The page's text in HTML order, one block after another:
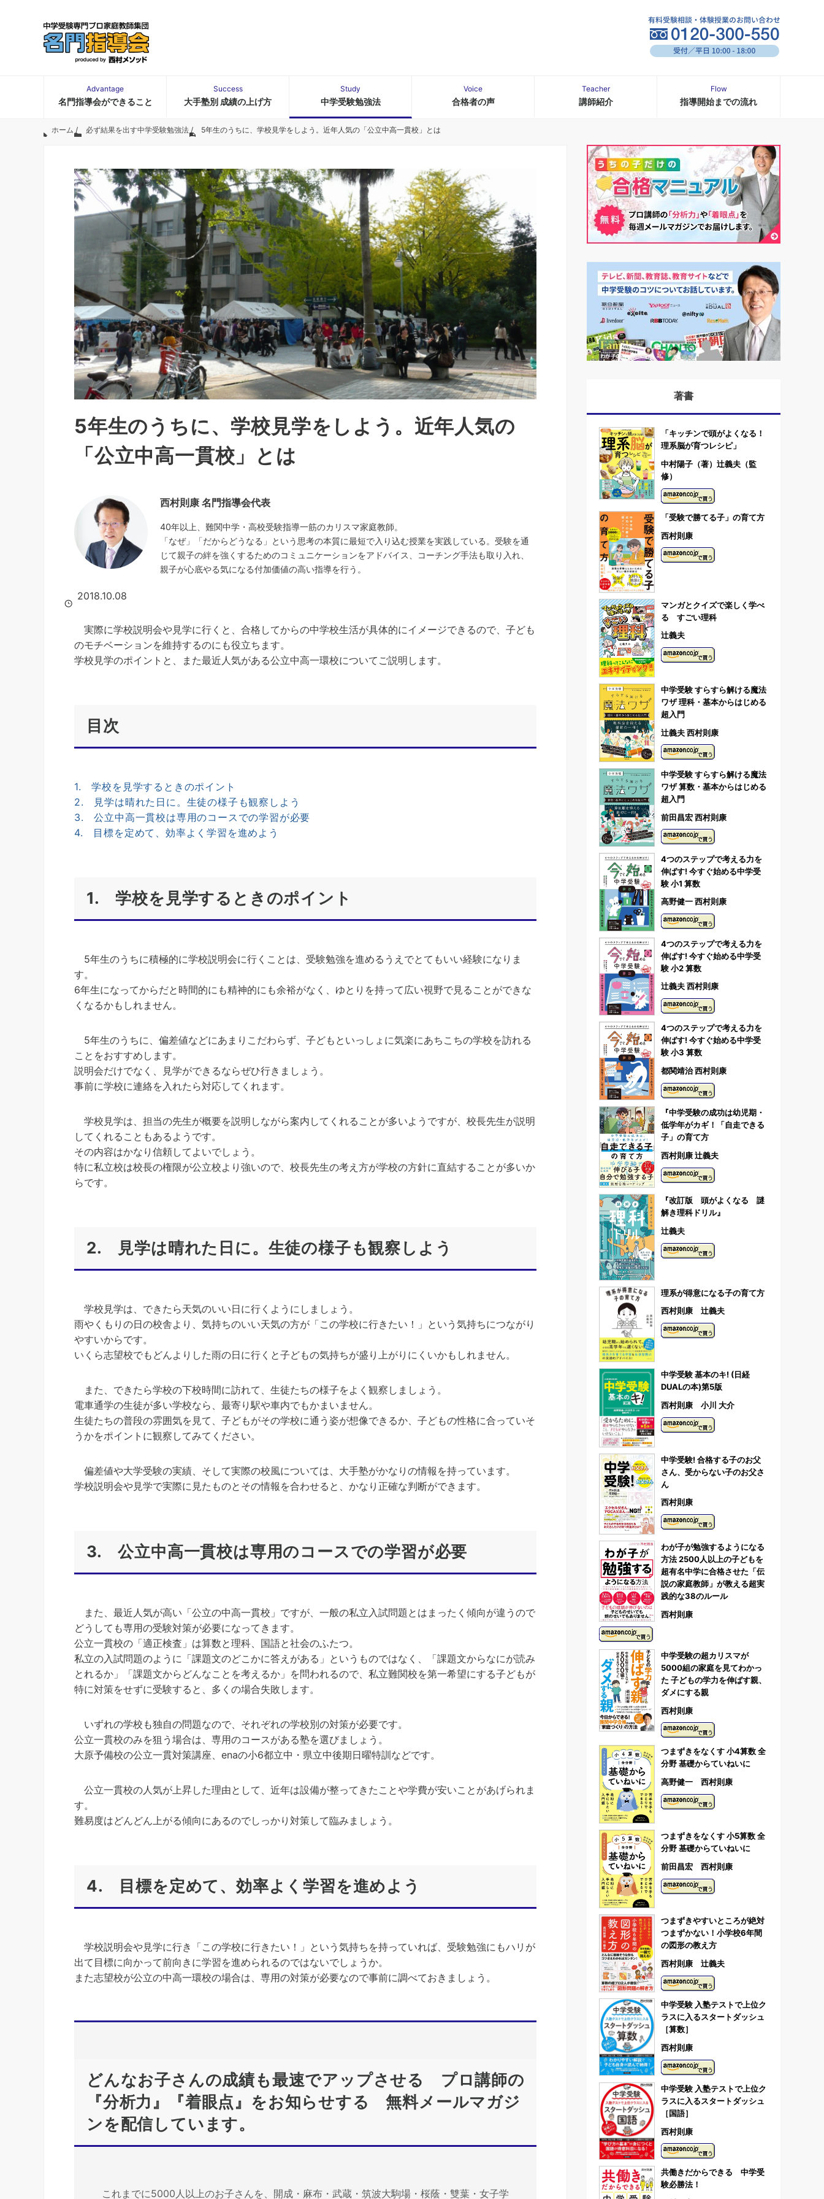
Advantage
名門指導会ができること
Success
大手塾別 成績の上げ方
Study
中学受験勉強法
Voice
合格者の声
Teacher
講師紹介
Flow
指導開始までの流れ
ホーム / 必ず結果を出す中学受験勉強法 / 5年生のうちに、学校見学をしよう。近年人気の「公立中高一貫校」とは
5年生のうちに、学校見学をしよう。近年人気の
「公立中高一貫校」とは
西村則康 名門指導会代表
40年以上、難関中学・高校受験指導一筋のカリスマ家庭教師。
「なぜ」「だからどうなる」という思考の本質に最短で入り込む授業を実践している。受験を通
じて親子の絆を強くするためのコミュニケーションをアドバイス、コーチング手法も取り入れ、
親子が心底やる気になる付加価値の高い指導を行う。
2018.10.08
実際に学校説明会や見学に行くと、合格してからの中学校生活が具体的にイメージできるので、子ども
のモチベーションを維持するのにも役立ちます。
学校見学のポイントと、また最近人気がある公立中高一環校についてご説明します。
目次
1. 学校を見学するときのポイント
2. 見学は晴れた日に。生徒の様子も観察しよう
3. 公立中高一貫校は専用のコースでの学習が必要
4. 目標を定めて、効率よく学習を進めよう
1. 学校を見学するときのポイント
5年生のうちに積極的に学校説明会に行くことは、受験勉強を進めるうえでとてもいい経験になりま
す。
6年生になってからだと時間的にも精神的にも余裕がなく、ゆとりを持って広い視野で見ることができな
くなるかもしれません。
5年生のうちに、偏差値などにあまりこだわらず、子どもといっしょに気楽にあちこちの学校を訪れる
ことをおすすめします。
説明会だけでなく、見学ができるならぜひ行きましょう。
事前に学校に連絡を入れたら対応してくれます。
学校見学は、担当の先生が概要を説明しながら案内してくれることが多いようですが、校長先生が説明
してくれることもあるようです。
その内容はかなり信頼してよいでしょう。
特に私立校は校長の権限が公立校より強いので、校長先生の考え方が学校の方針に直結することが多いか
らです。
2. 見学は晴れた日に。生徒の様子も観察しよう
学校見学は、できたら天気のいい日に行くようにしましょう。
雨やくもりの日の校舎より、気持ちのいい天気の方が「この学校に行きたい！」という気持ちにつながり
やすいからです。
いくら志望校でもどんよりした雨の日に行くと子どもの気持ちが盛り上がりにくいかもしれません。
また、できたら学校の下校時間に訪れて、生徒たちの様子をよく観察しましょう。
電車通学の生徒が多い学校なら、最寄り駅や車内でもかまいません。
生徒たちの普段の雰囲気を見て、子どもがその学校に通う姿が想像できるか、子どもの性格に合っていそ
うかをポイントに観察してみてください。
偏差値や大学受験の実績、そして実際の校風については、大手塾がかなりの情報を持っています。
学校説明会や見学で実際に見たものとその情報を合わせると、かなり正確な判断ができます。
3. 公立中高一貫校は専用のコースでの学習が必要
また、最近人気が高い「公立の中高一貫校」ですが、一般の私立入試問題とはまったく傾向が違うので
どうしても専用の受験対策が必要になってきます。
公立一貫校の「適正検査」は算数と理科、国語と社会のふたつ。
私立の入試問題のように「課題文のどこかに答えがある」というものではなく、「課題文からなにが読み
とれるか」「課題文からどんなことを考えるか」を問われるので、私立難関校を第一希望にする子どもが
特に対策をせずに受験すると、多くの場合失敗します。
いずれの学校も独自の問題なので、それぞれの学校別の対策が必要です。
公立一貫校のみを狙う場合は、専用のコースがある塾を選びましょう。
大原予備校の公立一貫対策講座、enaの小6都立中・県立中後期日曜特訓などです。
公立一貫校の人気が上昇した理由として、近年は設備が整ってきたことや学費が安いことがあげられま
す。
難易度はどんどん上がる傾向にあるのでしっかり対策して臨みましょう。
4. 目標を定めて、効率よく学習を進めよう
学校説明会や見学に行き「この学校に行きたい！」という気持ちを持っていれば、受験勉強にもハリが
出て目標に向かって前向きに学習を進められるのではないでしょうか。
また志望校が公立の中高一環校の場合は、専用の対策が必要なので事前に調べておきましょう。
どんなお子さんの成績も最速でアップさせる プロ講師の
『分析力』『着眼点』をお知らせする 無料メールマガジ
ンを配信しています。
これまでに5000人以上のお子さんを、開成・麻布・武蔵・筑波大駒場・桜蔭・雙葉・女子学
著書
「キッチンで頭がよくなる！
理系脳が育つレシピ」
中村陽子（著）辻義夫（監
修）
「受験で勝てる子」の育て方
西村則康
マンガとクイズで楽しく学べ
る すごい理科
辻義夫
中学受験 すらすら解ける魔法
ワザ 理科・基本からはじめる
超入門
辻義夫 西村則康
中学受験 すらすら解ける魔法
ワザ 算数・基本からはじめる
超入門
前田昌宏 西村則康
4つのステップで考える力を
伸ばす! 今すぐ始める中学受
験 小1 算数
高野健一 西村則康
4つのステップで考える力を
伸ばす! 今すぐ始める中学受
験 小2 算数
辻義夫 西村則康
4つのステップで考える力を
伸ばす! 今すぐ始める中学受
験 小3 算数
都関靖治 西村則康
『中学受験の成功は幼児期・
低学年がカギ！「自走できる
子」の育て方
西村則康 辻義夫
『改訂版 頭がよくなる 謎
解き理科ドリル』
辻義夫
理系が得意になる子の育て方
西村則康 辻義夫
中学受験 基本のキ! (日経
DUALの本)第5版
西村則康 小川 大介
中学受験! 合格する子のお父
さん、受からない子のお父さ
ん
西村則康
わが子が勉強するようになる
方法 2500人以上の子どもを
超有名中学に合格させた「伝
説の家庭教師」が教える超実
践的な38のルール
西村則康
中学受験の超カリスマが
5000組の家庭を見てわかっ
た 子どもの学力を伸ばす親、
ダメにする親
西村則康
つまずきをなくす 小4算数 全
分野 基礎からていねいに
高野健一 西村則康
つまずきをなくす 小5算数 全
分野 基礎からていねいに
前田昌宏 西村則康
つまずきやすいところが絶対
つまずかない！小学校6年間
の図形の教え方
西村則康 辻義夫
中学受験 入塾テストで上位ク
ラスに入るスタートダッシュ
［算数］
西村則康
中学受験 入塾テストで上位ク
ラスに入るスタートダッシュ
［国語］
西村則康
共働きだからできる 中学受
験必勝法！